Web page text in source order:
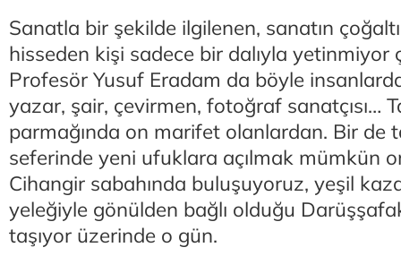
Sanatla bir şekilde ilgilenen, sanatın
hisseden kişi sadece bir dalıyla yetinmiyor
Profesör Yusuf Eradam da böyle
yazar, şair, çevirmen, fotoğraf sanatçısı…
parmağında on marifet olanlardan. Bir de
seferinde yeni ufuklara açılmak mümkün
Cihangir sabahında buluşuyoruz, yeşil
yeleğiyle gönülden bağlı olduğu
taşıyor üzerinde o gün.